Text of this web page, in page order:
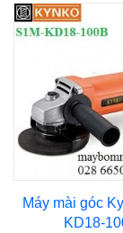
Máy mài góc
KD18-